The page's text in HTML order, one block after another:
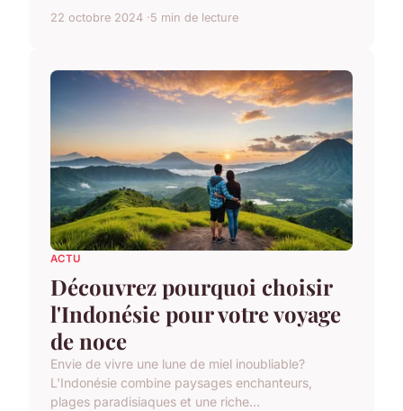
22 octobre 2024 5 min de lecture
ACTU
Découvrez pourquoi choisir
l'Indonésie pour votre voyage
de noce
Envie de vivre une lune de miel inoubliable?
L'Indonésie combine paysages enchanteurs,
plages paradisiaques et une riche...